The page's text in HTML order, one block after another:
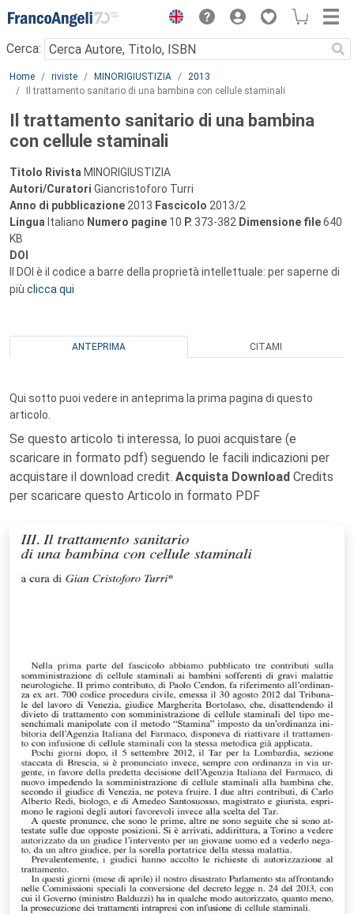
Menu
Cerca:
Main content
Home riviste MINORIGIUSTIZIA
2013
Il trattamento sanitario di una bambina con cellule staminali
Il trattamento sanitario di una bambina
con cellule staminali
Titolo Rivista MINORIGIUSTIZIA
Autori/Curatori Giancristoforo Turri
Anno di pubblicazione 2013 Fascicolo 2013/2
Lingua Italiano Numero pagine 10 P. 373-382 Dimensione file640
KB
DOI
Il DOI è il codice a barre della proprietà intellettuale: per saperne di
più clicca qui
ANTEPRIMA CITAMI
Qui sotto puoi vedere in anteprima la prima pagina di questo
articolo.
Se questo articolo ti interessa, lo puoi acquistare (e
scaricare in formato pdf) seguendo le facili indicazioni per
acquistare il download credit. Acquista Download Credits
per scaricare questo Articolo in formato PDF